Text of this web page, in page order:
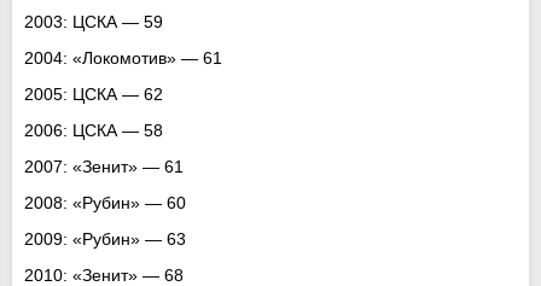
2003: ЦСКА — 59
2004: «Локомотив» — 61
2005: ЦСКА — 62
2006: ЦСКА — 58
2007: «Зенит» — 61
2008: «Рубин» — 60
2009: «Рубин» — 63
2010: «Зенит» — 68